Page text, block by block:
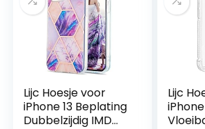
Lijc Hoesje voor
iPhone 13 Beplating
Dubbelzijdig IMD
Lijc